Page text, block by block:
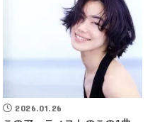
2026.01.26